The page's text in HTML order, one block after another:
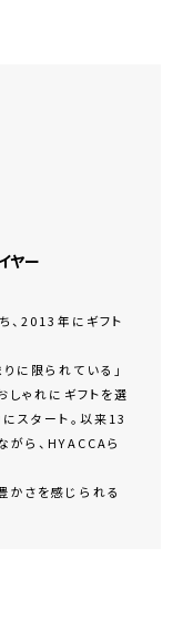
ヤー
、2013年にギフト
に限られている」
しゃれにギフトを選
スタート。以来13
がら、HYACCAら
かさを感じられる